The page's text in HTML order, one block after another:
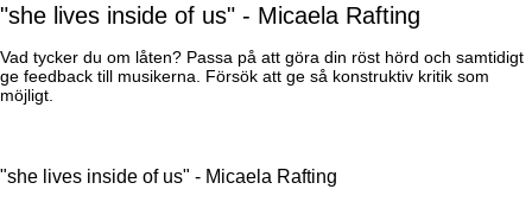
"she lives inside of us" - Micaela Rafting
Vad tycker du om låten? Passa på att göra din röst hörd och samtidigt
ge feedback till musikerna. Försök att ge så konstruktiv kritik som
möjligt.
"she lives inside of us" - Micaela Rafting